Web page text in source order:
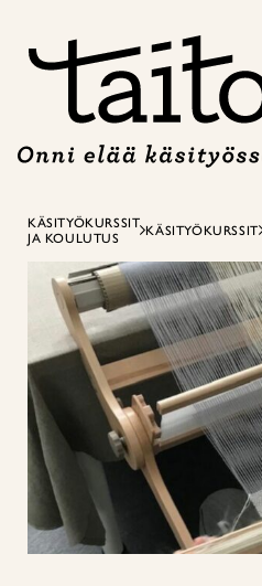
KÄSITYÖKURSSIT
JA KOULUTUS
KÄSITYÖKURSSIT